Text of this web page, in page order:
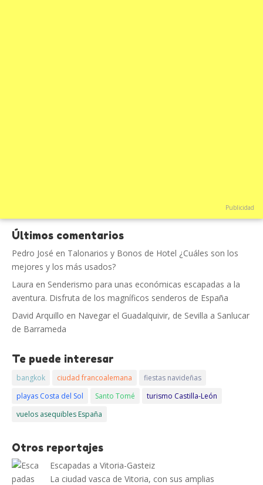
Publicidad
Últimos comentarios
Pedro José en Talonarios y Bonos de Hotel ¿Cuáles son los
mejores y los más usados?
Laura en Senderismo para unas económicas escapadas a la
aventura. Disfruta de los magníficos senderos de España
David Arquillo en Navegar el Guadalquivir, de Sevilla a Sanlucar
de Barrameda
Te puede interesar
bangkok ciudad francoalemana
fiestas navideñas
playas Costa del Sol
Santo Tomé
turismo Castilla-León
vuelos asequibles España
Otros reportajes
Escapadas a Vitoria-Gasteiz
La ciudad vasca de Vitoria, con sus amplias